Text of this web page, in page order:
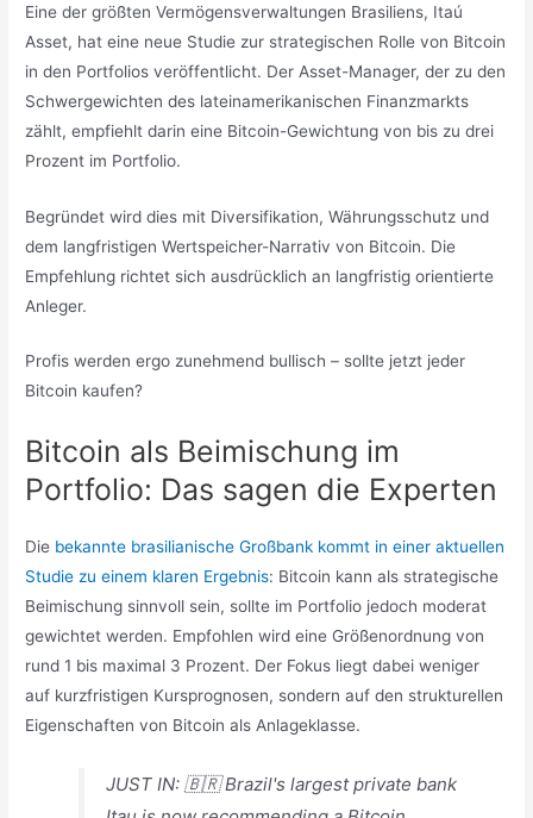
Eine der größten Vermögensverwaltungen Brasiliens, Itaú
Asset, hat eine neue Studie zur strategischen Rolle von Bitcoin
in den Portfolios veröffentlicht. Der Asset-Manager, der zu den
Schwergewichten des lateinamerikanischen Finanzmarkts
zählt, empfiehlt darin eine Bitcoin-Gewichtung von bis zu drei
Prozent im Portfolio.
Begründet wird dies mit Diversifikation, Währungsschutz und
dem langfristigen Wertspeicher-Narrativ von Bitcoin. Die
Empfehlung richtet sich ausdrücklich an langfristig orientierte
Anleger.
Profis werden ergo zunehmend bullisch – sollte jetzt jeder
Bitcoin kaufen?
Bitcoin als Beimischung im
Portfolio: Das sagen die Experten
Die bekannte brasilianische Großbank kommt in einer aktuellen
Studie zu einem klaren Ergebnis: Bitcoin kann als strategische
Beimischung sinnvoll sein, sollte im Portfolio jedoch moderat
gewichtet werden. Empfohlen wird eine Größenordnung von
rund 1 bis maximal 3 Prozent. Der Fokus liegt dabei weniger
auf kurzfristigen Kursprognosen, sondern auf den strukturellen
Eigenschaften von Bitcoin als Anlageklasse.
JUST IN: 🇧🇷 Brazil's largest private bank